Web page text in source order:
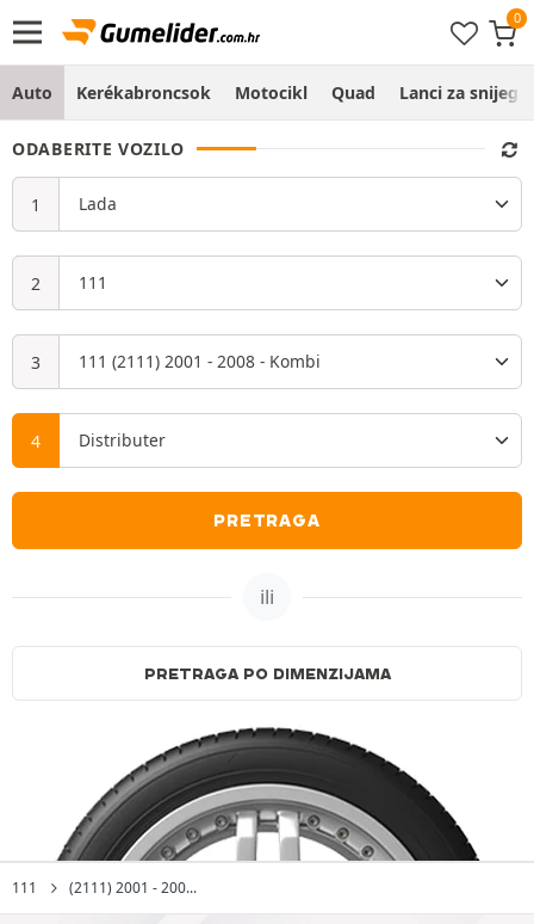
Auto Kerékabroncsok Motocikl Quad Lanci za snijeg
ODABERITE VOZILO
PRETRAGA
ili
PRETRAGA PO DIMENZIJAMA
111 (2111) 2001 - 200...